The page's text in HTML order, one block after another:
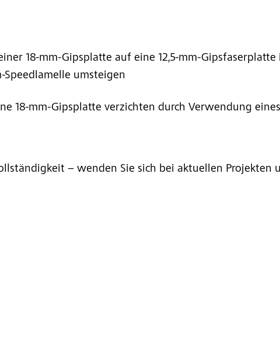
18-mm-Gipsplatte auf eine 12,5-mm-
umsteigen
18-mm-Gipsplatte verzichten durch Verwendung
– wenden Sie sich bei aktuellen Projekten